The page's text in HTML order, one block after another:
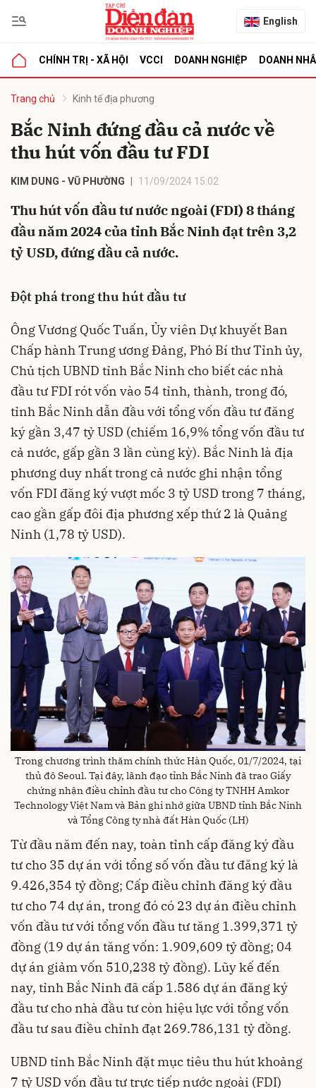
English
CHÍNH TRỊ - XÃ HỘI VCCI DOANH NGHIỆP DOANH
Trang chủ Kinh tế địa phương
Bắc Ninh đứng đầu cả nước về
thu hút vốn đầu tư FDI
KIM DUNG - VŨ PHƯỜNG 11/09/2024 15:02
Thu hút vốn đầu tư nước ngoài (FDI) 8 tháng
đầu năm 2024 của tỉnh Bắc Ninh đạt trên 3,2
tỷ USD, đứng đầu cả nước.
Đột phá trong thu hút đầu tư
Ông Vương Quốc Tuấn, Ủy viên Dự khuyết Ban
Chấp hành Trung ương Đảng, Phó Bí thư Tỉnh ủy,
Chủ tịch UBND tỉnh Bắc Ninh cho biết các nhà
đầu tư FDI rót vốn vào 54 tỉnh, thành, trong đó,
tỉnh Bắc Ninh dẫn đầu với tổng vốn đầu tư đăng
ký gần 3,47 tỷ USD (chiếm 16,9% tổng vốn đầu tư
cả nước, gấp gần 3 lần cùng kỳ). Bắc Ninh là địa
phương duy nhất trong cả nước ghi nhận tổng
vốn FDI đăng ký vượt mốc 3 tỷ USD trong 7 tháng,
cao gần gấp đôi địa phương xếp thứ 2 là Quảng
Ninh (1,78 tỷ USD).
Trong chương trình thăm chính thức Hàn Quốc, 01/7/2024, tại
thủ đô Seoul. Tại đây, lãnh đạo tỉnh Bắc Ninh đã trao Giấy
chứng nhận điều chỉnh đầu tư cho Công ty TNHH Amkor
Technology Việt Nam và Bản ghi nhớ giữa UBND tỉnh Bắc Ninh
và Tổng Công ty nhà đất Hàn Quốc (LH)
Từ đầu năm đến nay, toàn tỉnh cấp đăng ký đầu
tư cho 35 dự án với tổng số vốn đầu tư đăng ký là
9.426,354 tỷ đồng; Cấp điều chỉnh đăng ký đầu
tư cho 74 dự án, trong đó có 23 dự án điều chỉnh
vốn đầu tư với tổng vốn đầu tư tăng 1.399,371 tỷ
đồng (19 dự án tăng vốn: 1.909,609 tỷ đồng; 04
dự án giảm vốn 510,238 tỷ đồng). Lũy kế đến
nay, tỉnh Bắc Ninh đã cấp 1.586 dự án đăng ký
đầu tư cho nhà đầu tư còn hiệu lực với tổng vốn
đầu tư sau điều chỉnh đạt 269.786,131 tỷ đồng.
UBND tỉnh Bắc Ninh đặt mục tiêu thu hút khoảng
7 tỷ USD vốn đầu tư trực tiếp nước ngoài (FDI)
luận
Hủy